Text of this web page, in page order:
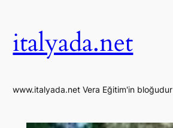
italyada.net
www.italyada.net Vera Eğitim'in bloğudur